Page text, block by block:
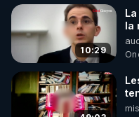
10:29
la